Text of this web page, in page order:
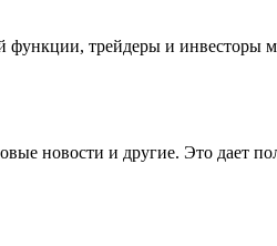
трейдеры и инвесторы
новости и другие. Это дает